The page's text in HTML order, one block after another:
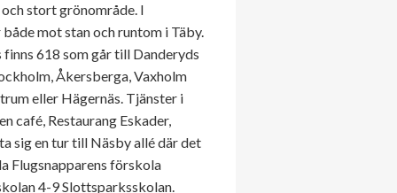
stort grönområde. I
mot stan och runtom i Täby.
618 som går till Danderyds
Åkersberga, Vaxholm
eller Hägernäs. Tjänster i
café, Restaurang Eskader,
sig en tur till Näsby allé där det
Flugsnapparens förskola
4-9 Slottsparksskolan.